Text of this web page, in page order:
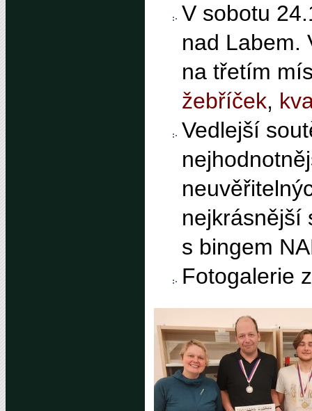
V sobotu
nad Labem.
na třetím
žebříček,
Vedlejší
nejkrásnější
s bingem
Fotogalerie